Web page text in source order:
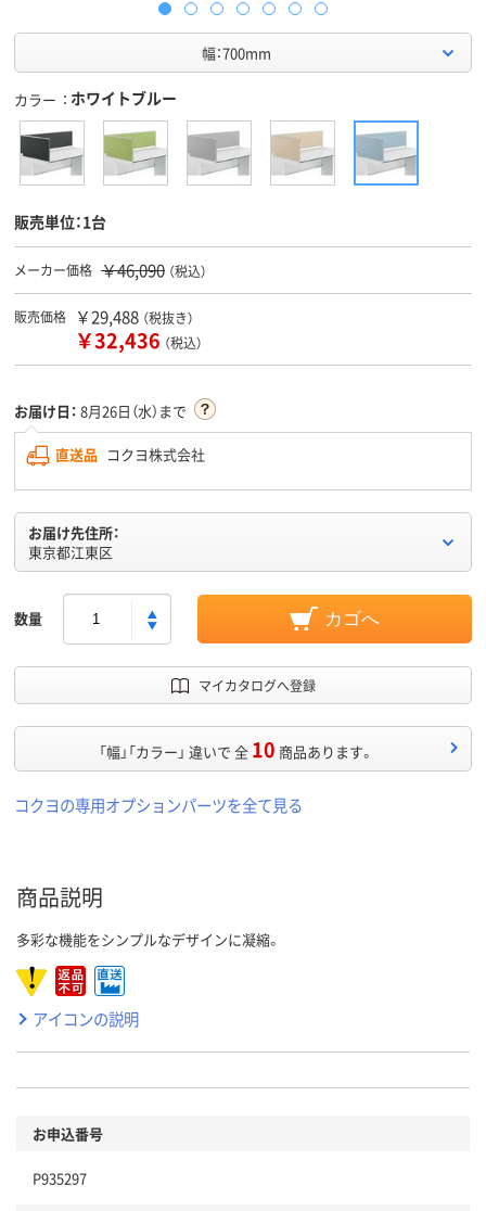
幅：700mm
カラー ホワイトブルー
販売単位：1台
メーカー価格 ￥46,090 （税込）
販売価格 ￥29,488 （税抜き）
￥32,436 （税込）
お届け日： 8月26日（水）まで
直送品 コクヨ株式会社
お届け先住所：
東京都江東区
数量 カゴへ
マイカタログへ登録
「幅」「カラー」 違いで 全 10 商品あります。
コクヨの専用オプションパーツを全て見る
商品説明
多彩な機能をシンプルなデザインに凝縮。
アイコンの説明
お申込番号
P935297